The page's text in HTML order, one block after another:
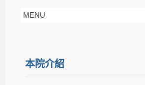
MENU
本院介紹